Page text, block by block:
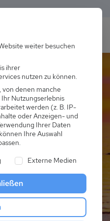
weiter besuchen
ihrer
nutzen zu können.
denen manche
Nutzungserlebnis
werden (z. B. IP-
oder Anzeigen- und
Ihrer Daten
Ihre Auswahl
die eine Einwilligung
Externe Medien